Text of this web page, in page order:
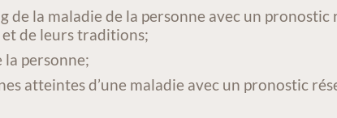
la maladie de la personne avec un pronostic
et de leurs traditions;
personne;
atteintes d’une maladie avec un pronostic